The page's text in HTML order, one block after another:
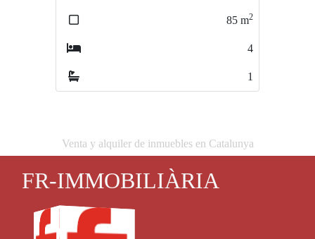
85 m2
4
1
Venta y alquiler de inmuebles en Catalunya
FR-IMMOBILIÀRIA